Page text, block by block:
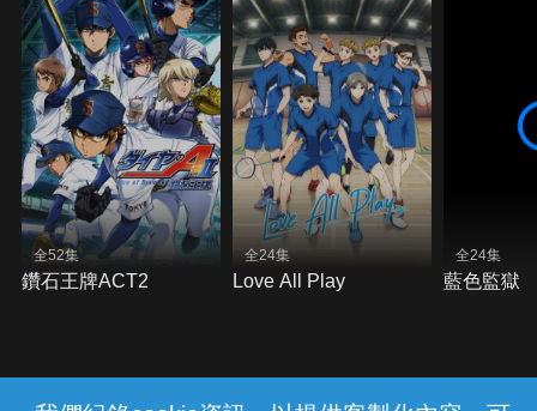
全52集
鑽石王牌ACT2
全24集
Love All Play
全24集
藍色監獄